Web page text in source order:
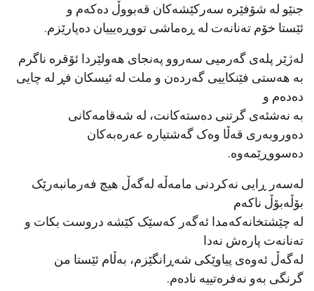
جنێو لە شۆفێرە سەرکێشەکان قەبووڵ دەکەم و
ئێستا خۆم تەنانەت لە ڕەماشی تووڕەیییان دەپارێزم.
لەژێر پلەی گەرمیی سەروو پەنجای هەولێردا ئۆقرە ناگرم
بە هەستی فێنکاییی گەردەن و ملت لە ئیسکان فڕ لە چایی
دەدەم و
بە نەشئەی گرتنی دەستەکانت، لە شەقامەکانی
دەوروبەری قەڵا وەک گەشتیارە عەرەبەکان
دەسووڕێمەوە.
لەسەر ڕایی نەکردنی مامەڵە لەگەڵ هیچ فەرمانبەرێک
بۆڵەبۆڵ ناکەم
لە چێشتخانەکەمدا ئەگەر کەسێک کێشە دروست بکات و
تەنانەت پارەش نەدا
لەگەڵ ئەوەی پیاوێکی شەڕانگێزم، بەڵام ئێستا من
گرنگی بەو نەفرەتییە نادەم.